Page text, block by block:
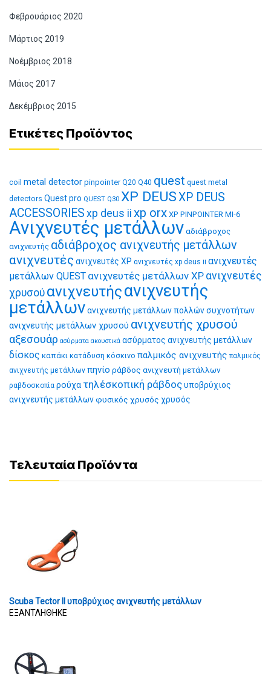
Φεβρουάριος 2020
Μάρτιος 2019
Νοέμβριος 2018
Μάιος 2017
Δεκέμβριος 2015
Ετικέτες Προϊόντος
coil metal detector pinpointer Q20 Q40 quest quest metal
detectors Quest pro QUEST Q30 XP DEUSXP DEUS
ACCESSORIES xp deus ii xp orx XP PINPOINTER MI-6
Ανιχνευτές μετάλλων αδιάβροχος
ανιχνευτής αδιάβροχος ανιχνευτής μετάλλων
ανιχνευτές ανιχνευτές XP ανιχνευτές xp deus ii ανιχνευτές
μετάλλων QUEST ανιχνευτές μετάλλων XP ανιχνευτές
χρυσού ανιχνευτήςανιχνευτής
μετάλλωνανιχνευτής μετάλλων πολλών συχνοτήτων
ανιχνευτής μετάλλων χρυσού ανιχνευτής χρυσού
αξεσουάρ ασύρματα ακουστικά ασύρματος ανιχνευτής μετάλλων
δίσκος καπάκι κατάδυση κόσκινο παλμικός ανιχνευτής παλμικός
ανιχνευτής μετάλλων πηνίο ράβδος ανιχνευτή μετάλλων
ραβδοσκοπία ρούχα τηλέσκοπική ράβδοςυποβρύχιος
ανιχνευτής μετάλλωνφυσικός χρυσός χρυσός
Τελευταία Προϊόντα
Scuba Tector II υποβρύχιος ανιχνευτής μετάλλων
ΕΞΑΝΤΛΗΘΗΚΕ